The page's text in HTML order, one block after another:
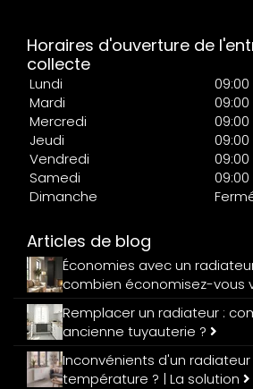
Horaires d'ouverture de
collecte
Lundi
09:00
Mardi
09:00
Mercredi
09:00
Jeudi
09:00
Vendredi
09:00
Samedi
09:00
Dimanche
Articles de blog
Économies avec un
combien économisez-vous
Remplacer un radiateur :
ancienne tuyauterie ?
Inconvénients d'un
température ? | La solution